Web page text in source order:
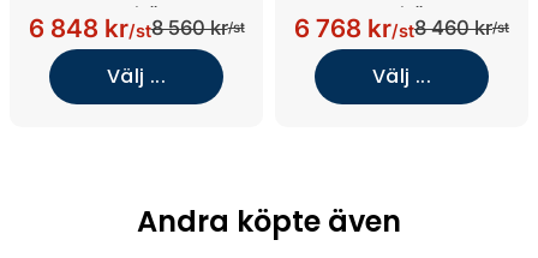
centralvärme
(Vit/1210/500)
6 848 kr/st8 560 kr/st
Välj ...
centralvärme
(Mattsvart/1210/400)
6 768 kr/st8 460 kr/st
Välj ...
Andra köpte även